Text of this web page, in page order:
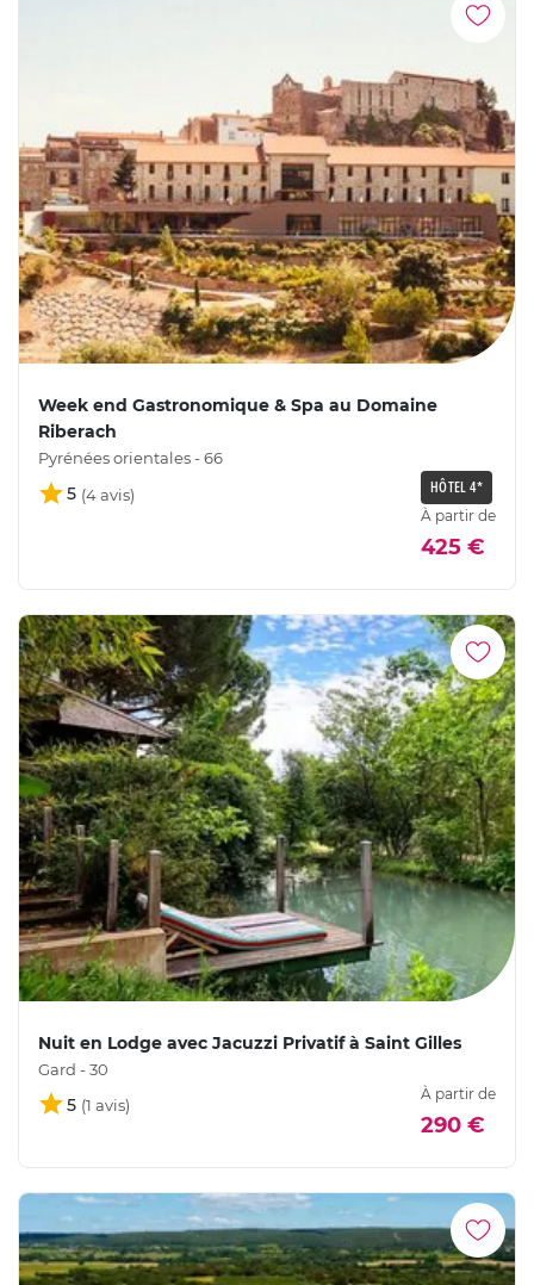
Week end Gastronomique & Spa au Domaine
Riberach
Pyrénées orientales - 66
5 HÔTEL 4*
À partir de
425 €
Nuit en Lodge avec Jacuzzi Privatif à Saint Gilles
Gard - 30
5
À partir de
290 €